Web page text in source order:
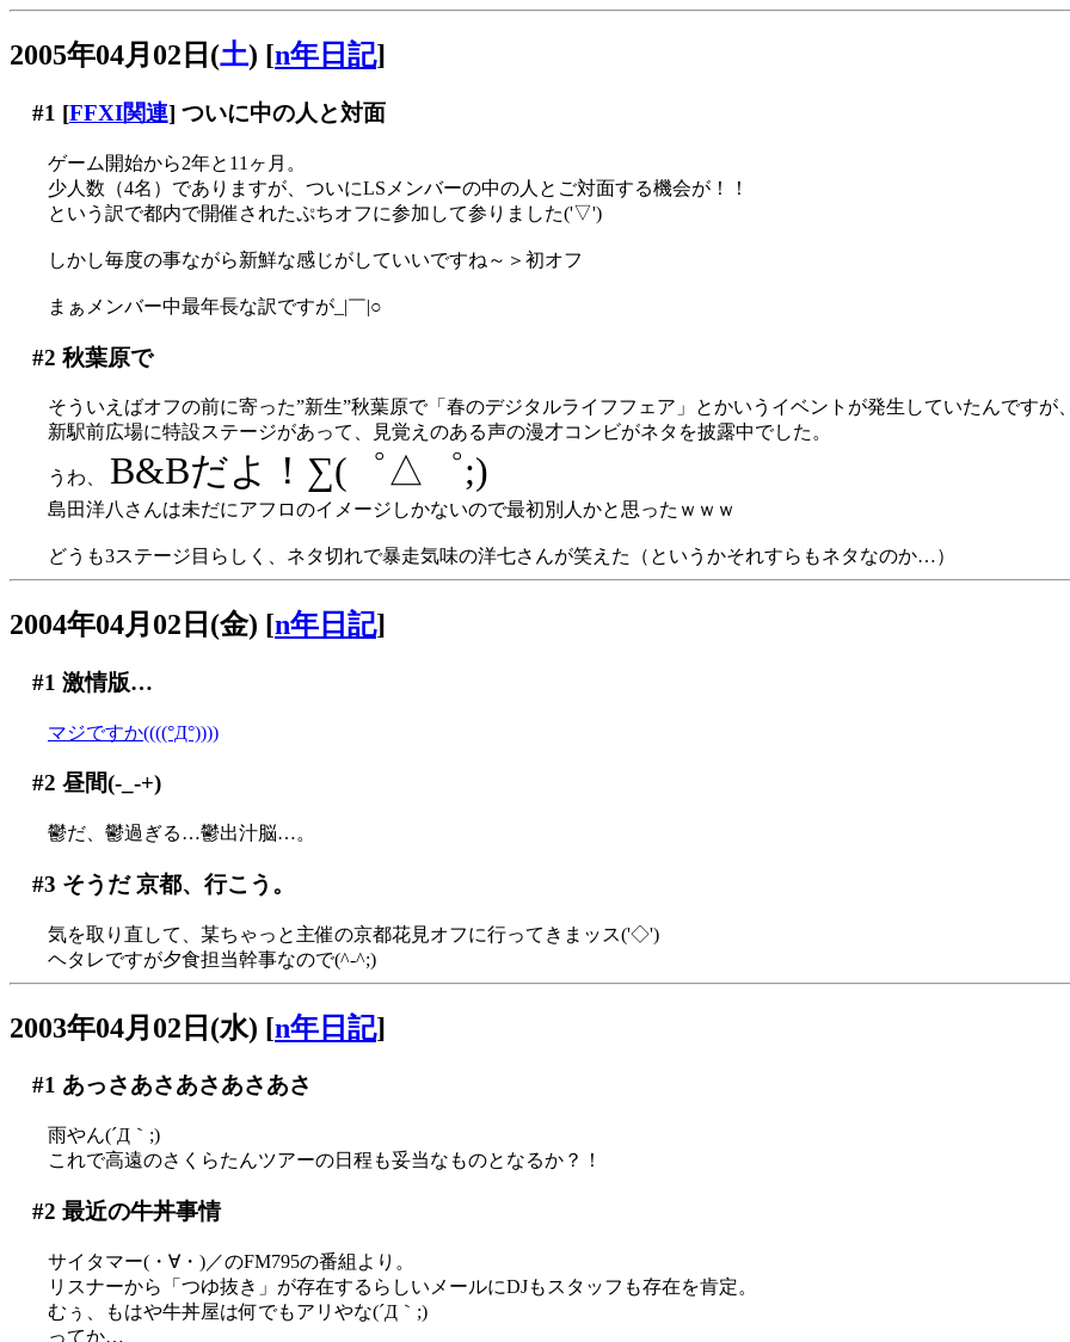
2005年04月02日(土) [n年日記]
#1 [FFXI関連] ついに中の人と対面
ゲーム開始から2年と11ヶ月。
少人数（4名）でありますが、ついにLSメンバーの中の人とご対面する機会が！！
という訳で都内で開催されたぷちオフに参加して参りました('▽')
しかし毎度の事ながら新鮮な感じがしていいですね～＞初オフ
まぁメンバー中最年長な訳ですが_|￣|○
#2 秋葉原で
そういえばオフの前に寄った”新生”秋葉原で「春のデジタルライフフェア」とかいうイベントが発生していたんですが
新駅前広場に特設ステージがあって、見覚えのある声の漫才コンビがネタを披露中でした。
うわ、 B&Bだよ！∑(゜△゜;)
島田洋八さんは未だにアフロのイメージしかないので最初別人かと思ったｗｗｗ
どうも3ステージ目らしく、ネタ切れで暴走気味の洋七さんが笑えた（というかそれすらもネタなのか…）
2004年04月02日(金) [n年日記]
#1 激情版…
マジですか((((°Д°))))
#2 昼間(-_-+)
鬱だ、鬱過ぎる…鬱出汁脳…。
#3 そうだ 京都、行こう。
気を取り直して、某ちゃっと主催の京都花見オフに行ってきまッス('◇')ゞ
ヘタレですが夕食担当幹事なので(^-^;)
2003年04月02日(水) [n年日記]
#1 あっさあさあさあさあさ
雨やん(´Д｀;)
これで高遠のさくらたんツアーの日程も妥当なものとなるか？！
#2 最近の牛丼事情
サイタマー(・∀・)／のFM795の番組より。
リスナーから「つゆ抜き」が存在するらしいメールにDJもスタッフも存在を肯定。
むぅ、もはや牛丼屋は何でもアリやな(´Д｀;)
ってか…、